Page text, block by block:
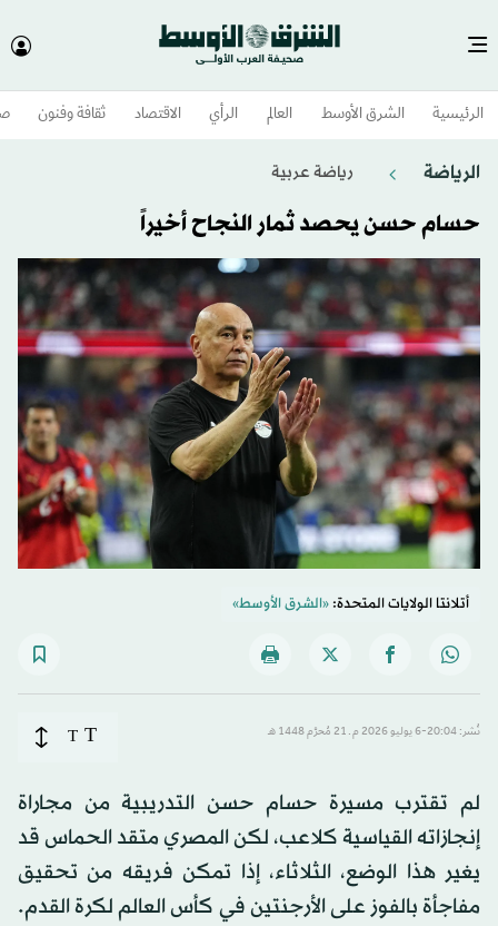
الرئيسية الشرق الأوسط​ العالم الرأي الاقتصاد ثقافة وفنون
الرياضة رياضة عربية
حسام حسن يحصد ثمار النجاح أخيراً
أتلانتا الولايات المتحدة:«الشرق الأوسط»
نُشر: 20:04-6 يوليو 2026 م ـ 21 مُحرَّم 1448 هـ T
T
لم تقترب مسيرة حسام حسن التدريبية من مجاراة
إنجازاته القياسية كلاعب، لكن المصري متقد الحماس قد
يغير هذا الوضع، الثلاثاء، إذا تمكن فريقه من تحقيق
مفاجأة بالفوز على الأرجنتين في كأس العالم لكرة القدم.